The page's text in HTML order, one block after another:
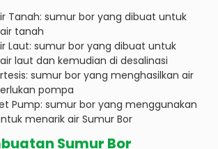
Tanah: sumur bor yang dibuat untuk
tanah
Laut: sumur bor yang dibuat untuk
laut dan kemudian di desalinasi
sumur bor yang menghasilkan air
pompa
Pump: sumur bor yang menggunakan
menarik air Sumur Bor
Sumur Bor